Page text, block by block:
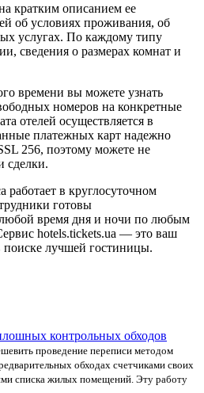
кратким описанием ее
об условиях проживания, об
услугах. По каждому типу
сведения о размерах комнат и
времени вы можете узнать
номеров на конкретные
отелей осуществляется в
платежных карт надежно
256, поэтому можете не
сделки.
работает в круглосуточном
готовы
любой время дня и ночи по любым
hotels.tickets.ua — это ваш
лучшей гостиницы.
контрольных обходов
проведение переписи методом
обходах счетчиками своих
списка жилых помещений. Эту работу